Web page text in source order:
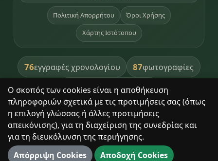
Ο σκοπός των cookies είναι η αποθήκευση
πληροφοριών σχετικά με τις προτιμήσεις σας (όπως
η επιλογή γλώσσας ή άλλες προτιμήσεις
απεικόνισης), για τη διαχείριση της συνεδρίας και
για τη διευκόλυνση της περιήγησης.
Απόρριψη Cookies
Αποδοχή Cookies
Πολιτική Απορρήτου Όροι Χρήσης
Χάρτης Ιστότοπου
76εγγραφές χρονολογίου 87φωτογραφίες
391βιβλία βιβλιοθήκης
8σημεία κληρονομιάς
Με σεβασμό στον τόπο και τους ανθρώπους του.
© 2025 Δημητσάνα. Με επιφύλαξη παντός δικαιώματος.